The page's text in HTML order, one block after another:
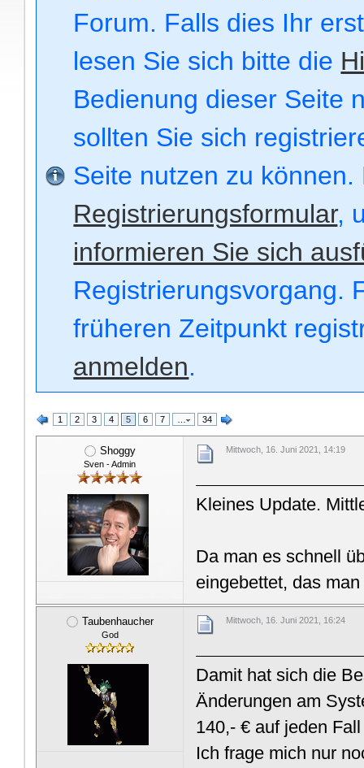
Forum. Falls dies Ihr
lesen Sie sich bitte die
Bedienung dieser Seite
sollten Sie sich
Seite nutzen zu
Registrierungsformular,
informieren Sie sich
Registrierungsvorgang.
früheren Zeitpunkt
anmelden.
1 2 3 4 5 6 7 … 34
Shoggy
Sven - Admin
Mittwoch, 16. Juni 2021, 14:19
Kleines Update.
Da man es schnell
eingebettet, das
Taubenhaucher
God
Mittwoch, 16. Juni 2021, 16:24
Damit hat sich die
Änderungen am
140,- € auf jeden
Ich frage mich nur